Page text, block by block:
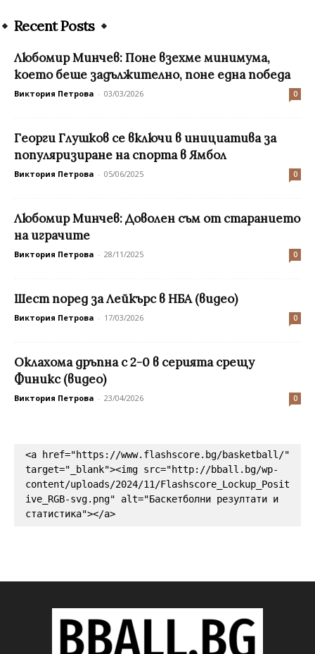
Recent Posts
Любомир Минчев: Поне взехме минимума,
което беше задължително, поне една победа
Виктория Петрова - 03/03/2026 0
Георги Глушков се включи в инициатива за
популяризиране на спорта в Ямбол
Виктория Петрова - 05/06/2025 0
Любомир Минчев: Доволен съм от старанието
на играчите
Виктория Петрова - 28/11/2025 0
Шест поред за Лейкърс в НБА (видео)
Виктория Петрова - 17/03/2026 0
Оклахома дръпна с 2-0 в серията срещу
Финикс (видео)
Виктория Петрова - 23/04/2026 0
<a href="https://www.flashscore.bg/basketball/"
target="_blank"><img src="http://bball.bg/wp-
content/uploads/2024/11/Flashscore_Lockup_Posit
ive_RGB-svg.png" alt="Баскетболни резултати и
статистика"></a>